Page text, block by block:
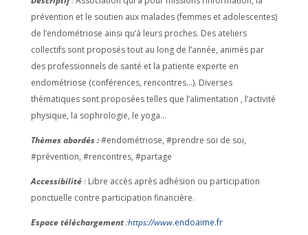
prévention et le soutien aux malades (femmes et adolescentes)
de l’endométriose ainsi qu’à leurs proches. Des ateliers
collectifs sont proposés tout au long de l’année, animés par
des professionnels de santé et la patiente experte en
endométriose (conférences, rencontres…). Diverses
thématiques sont proposées telles que l’alimentation , l’activité
physique, la sophrologie, le yoga…
Thèmes abordés :#endométriose, #prendre soi de soi,
#prévention, #rencontres, #partage
Accessibilité: Libre accès après adhésion ou participation
ponctuelle contre participation financière.
Espace téléchargement:https://www.endoaime.fr